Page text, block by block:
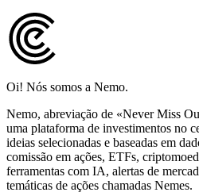
Oi! Nós somos a Nemo.
Nemo, abreviação de «Never Miss
uma plataforma de investimentos no
ideias selecionadas e baseadas em
comissão em ações, ETFs,
ferramentas com IA, alertas de
temáticas de ações chamadas Nemes.